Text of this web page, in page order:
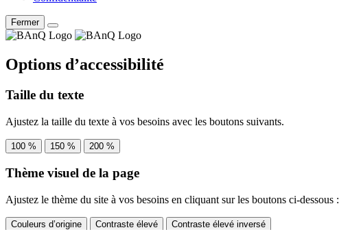
Fermer
Options d’accessibilité
Taille du texte
Ajustez la taille du texte à vos besoins avec les boutons suivants.
100 % 150 % 200 %
Thème visuel de la page
Ajustez le thème du site à vos besoins en cliquant sur les boutons ci-dessous :
Couleurs d’origine Contraste élevé Contraste élevé inversé